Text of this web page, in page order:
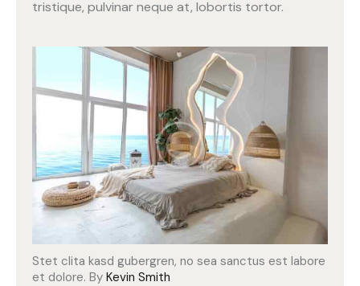
tristique, pulvinar neque at, lobortis tortor.
Stet clita kasd gubergren, no sea sanctus est labore
et dolore. By Kevin Smith